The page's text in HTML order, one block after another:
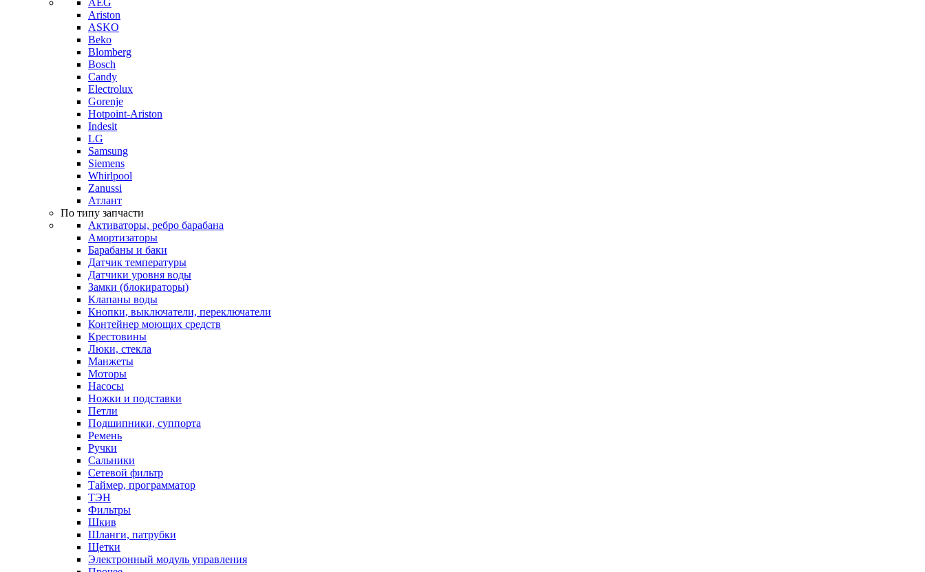
AEG
Ariston
ASKO
Beko
Blomberg
Bosch
Candy
Electrolux
Gorenje
Hotpoint-Ariston
Indesit
LG
Samsung
Siemens
Whirlpool
Zanussi
Атлант
По типу запчасти
Активаторы, ребро барабана
Амортизаторы
Барабаны и баки
Датчик температуры
Датчики уровня воды
Замки (блокираторы)
Клапаны воды
Кнопки, выключатели, переключатели
Контейнер моющих средств
Крестовины
Люки, стекла
Манжеты
Моторы
Насосы
Ножки и подставки
Петли
Подшипники, суппорта
Ремень
Ручки
Сальники
Сетевой фильтр
Таймер, программатор
ТЭН
Фильтры
Шкив
Шланги, патрубки
Щетки
Электронный модуль управления